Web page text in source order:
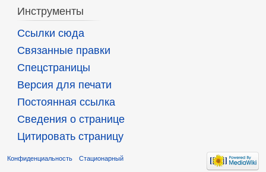
Инструменты
Ссылки сюда
Связанные правки
Спецстраницы
Версия для печати
Постоянная ссылка
Сведения о странице
Цитировать страницу
Конфиденциальность Стационарный